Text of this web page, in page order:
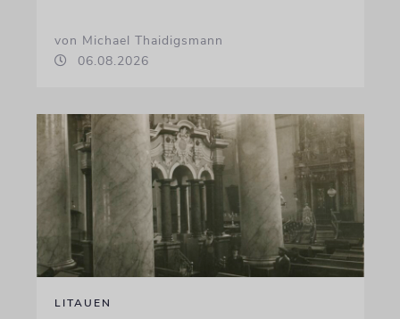
von Michael Thaidigsmann
06.08.2026
LITAUEN